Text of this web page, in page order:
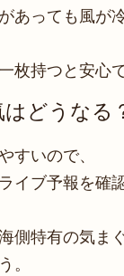
あっても風が
枚持つと安心で
どうなる
すいので、
イブ予報を確
側特有の気ま
。